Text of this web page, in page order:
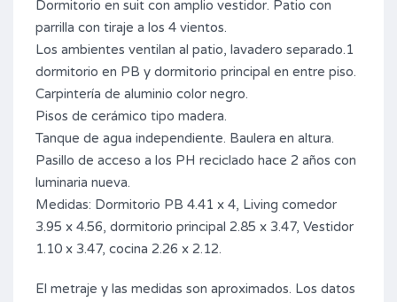
Dormitorio en suit con amplio vestidor. Patio con
parrilla con tiraje a los 4 vientos.
Los ambientes ventilan al patio, lavadero separado.1
dormitorio en PB y dormitorio principal en entre piso.
Carpintería de aluminio color negro.
Pisos de cerámico tipo madera.
Tanque de agua independiente. Baulera en altura.
Pasillo de acceso a los PH reciclado hace 2 años con
luminaria nueva.
Medidas: Dormitorio PB 4.41 x 4, Living comedor
3.95 x 4.56, dormitorio principal 2.85 x 3.47, Vestidor
1.10 x 3.47, cocina 2.26 x 2.12.
El metraje y las medidas son aproximados. Los datos